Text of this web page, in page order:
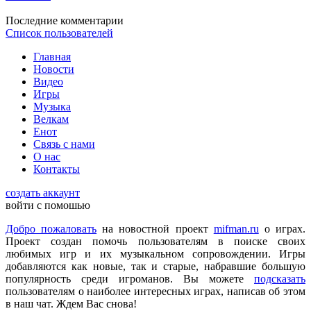
Palworld?
Checkmate:ometu
Что ты имеешь ввиду? На этом сайте игровые новости для
всех категорий людей, которые в той или иной форме
интересуются играми и геймерской индустрией в целом.
Mifman:
Цитата: lexafrog
Обновите, пожалуйста, игру Garry's Mod
Игра обновлена
Последние комментарии
Список пользователей
Главная
Новости
Видео
Игры
Музыка
Велкам
Енот
Связь с нами
О нас
Контакты
создать аккаунт
войти с помошью
Добро пожаловать на новостной проект mifman.ru о играх.
Проект создан помочь пользователям в поиске своих
любимых игр и их музыкальном сопровождении. Игры
добавляются как новые, так и старые, набравшие большую
популярность среди игроманов. Вы можете подсказать
пользователям о наиболее интересных играх, написав об этом
в наш чат. Ждем Вас снова!